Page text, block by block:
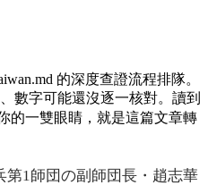
的深度查證流程排隊。
數字可能還沒逐一核對。讀到
一雙眼睛，就是這篇文章轉
第1師団の副師団長・趙志華